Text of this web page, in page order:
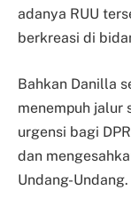
adanya RUU
berkreasi di
Bahkan Danilla
menempuh jalur
urgensi bagi
dan
Undang-Undang.